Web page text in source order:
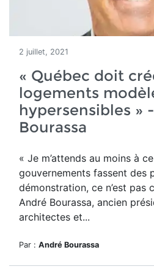
2 juillet, 2021
« Québec doit
logements
hypersensibles »
Bourassa
« Je m’attends au moins à
gouvernements fassent des
démonstration, ce n’est pas
André Bourassa, ancien
architectes et...
Par : André Bourassa